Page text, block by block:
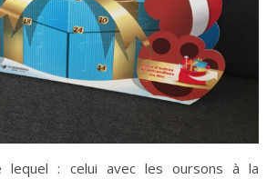
lequel : celui avec les oursons à la